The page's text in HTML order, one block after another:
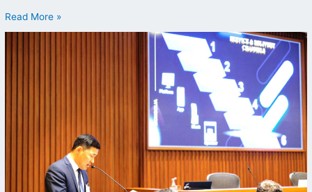
Read More »
дэд
Ж.Эрхэмбаатар
байгуулагдаж